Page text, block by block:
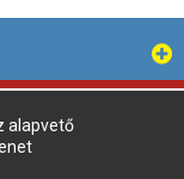
alapvető